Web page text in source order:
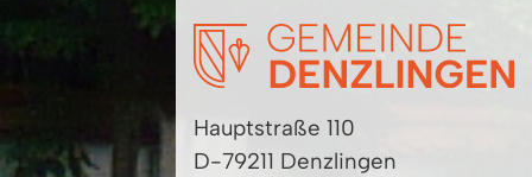
Hauptstraße 110
D-79211 Denzlingen